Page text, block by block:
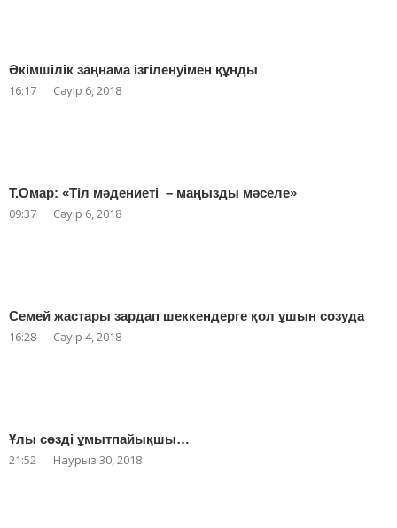
Әкімшілік заңнама ізгіленуімен құнды
16:17 Сәуір 6, 2018
Т.Омар: «Тіл мәдениеті – маңызды мәселе»
09:37 Сәуір 6, 2018
Семей жастары зардап шеккендерге қол ұшын созуда
16:28 Сәуір 4, 2018
Ұлы сөзді ұмытпайықшы…
21:52 Наурыз 30, 2018